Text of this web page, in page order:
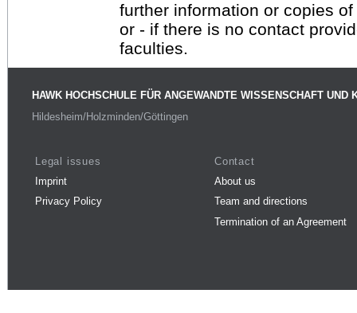
further information or copies
or - if there is no contact
faculties.
HAWK HOCHSCHULE FÜR ANGEWANDTE WISSENSCHAFT UND
Hildesheim/Holzminden/Göttingen
Legal issues
Imprint
Privacy Policy
Contact
About us
Team and directions
Termination of an Agreement